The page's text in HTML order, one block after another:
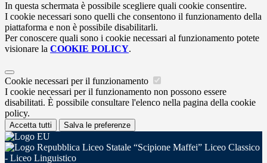
In questa schermata è possibile scegliere quali cookie consentire.
I cookie necessari sono quelli che consentono il funzionamento della
piattaforma e non è possibile disabilitarli.
Per conoscere quali sono i cookie necessari al funzionamento potete
visionare la COOKIE POLICY.
Cookie necessari per il funzionamento
I cookie necessari per il funzionamento non possono essere
disabilitati. È possibile consultare l'elenco nella pagina della cookie
policy.
Accetta tutti Salva le preferenze
Liceo Statale “Scipione Maffei” Liceo Classico
- Liceo Linguistico